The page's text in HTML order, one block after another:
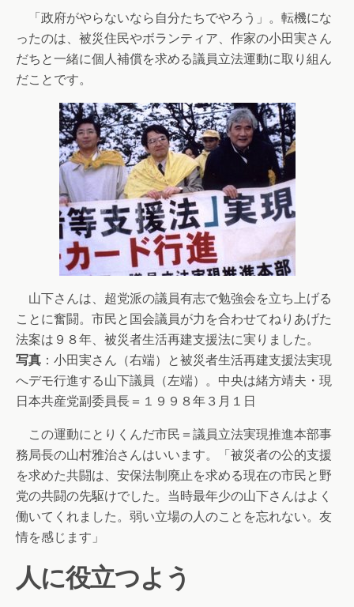
「政府がやらないなら自分たちでやろう」。転機にな
ったのは、被災住民やボランティア、作家の小田実さん
だちと一緒に個人補償を求める議員立法運動に取り組ん
だことです。
山下さんは、超党派の議員有志で勉強会を立ち上げる
ことに奮闘。市民と国会議員が力を合わせてねりあげた
法案は９８年、被災者生活再建支援法に実りました。
写真 ：小田実さん（右端）と被災者生活再建支援法実現
へデモ行進する山下議員（左端）。中央は緒方靖夫・現
日本共産党副委員長＝１９９８年３月１日
この運動にとりくんだ市民＝議員立法実現推進本部事
務局長の山村雅治さんはいいます。「被災者の公的支援
を求めた共闘は、安保法制廃止を求める現在の市民と野
党の共闘の先駆けでした。当時最年少の山下さんはよく
働いてくれました。弱い立場の人のことを忘れない。友
情を感じます」
人に役立つよう